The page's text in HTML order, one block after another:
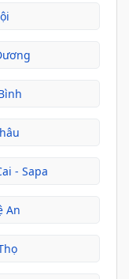
- Sapa
An